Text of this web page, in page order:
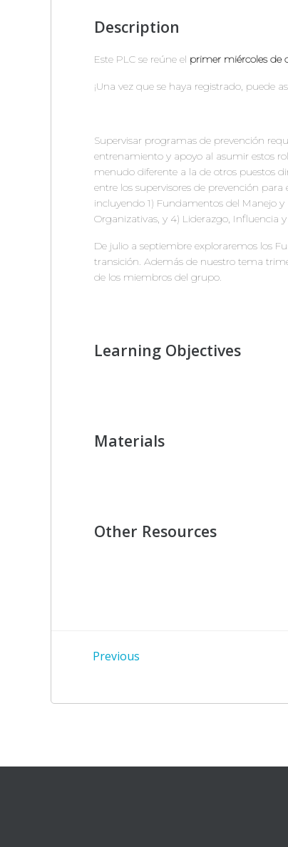
Description
Este PLC se reúne el primer miércoles de
¡Una vez que se haya registrado, puede
Supervisar programas de prevención
entrenamiento y apoyo al asumir estos
menudo diferente a la de otros puestos
entre los supervisores de prevención
incluyendo 1) Fundamentos del Manejo y
Organizativas, y 4) Liderazgo, Influencia
De julio a septiembre exploraremos los
transición. Además de nuestro tema
de los miembros del grupo.
Learning Objectives
Materials
Other Resources
Post
navigation
Previous